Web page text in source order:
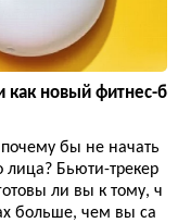
новый фитнес-б
бы не начать
Бьюти-трекер
ли вы к тому, ч
больше, чем вы са